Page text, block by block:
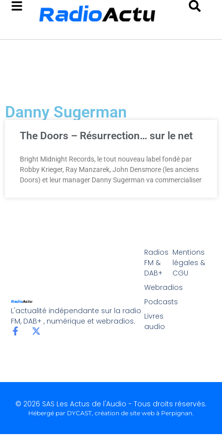
Danny Sugerman
The Doors – Résurrection… sur le net
Bright Midnight Records, le tout nouveau label fondé par
Robby Krieger, Ray Manzarek, John Densmore (les anciens
Doors) et leur manager Danny Sugerman va commercialiser
L'actualité indépendante sur la radio
FM, DAB+ , numérique et webradios.
Radios
FM &
DAB+
Webradios
Podcasts
Livres
audio
Mentions
légales &
CGU
© 2026 SAS Les Actus de l'Audio - Tous droits réservés.
Hébergé par DYCAST, création de site web à Perpignan.